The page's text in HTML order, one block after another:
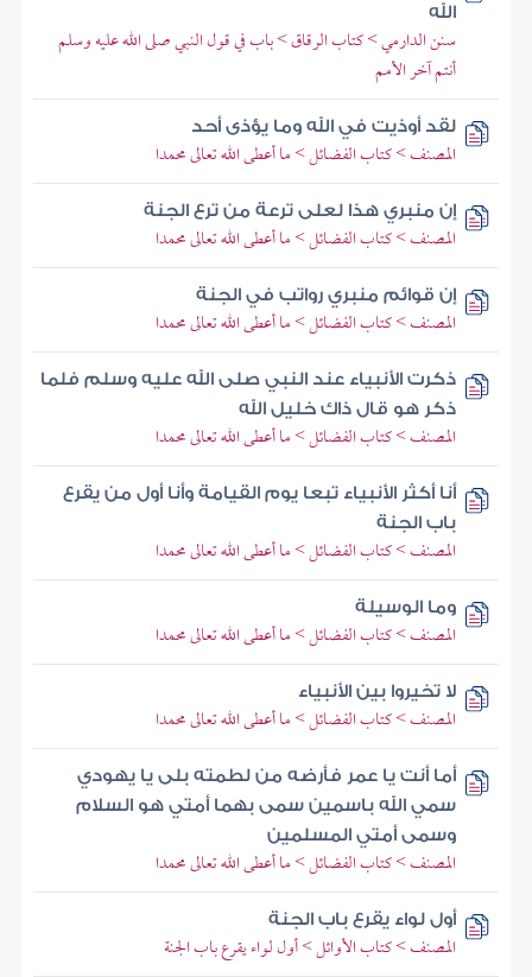
الله
سنن الدارمي > كتاب الرقاق > باب في قول النبي صلى الله عليه وسلم
أنتم آخر الأمم
لقد أوذيت في الله وما يؤذى أحد
المصنف > كتاب الفضائل > ما أعطى الله تعالى محمدا
إن منبري هذا لعلى ترعة من ترع الجنة
المصنف > كتاب الفضائل > ما أعطى الله تعالى محمدا
إن قوائم منبري رواتب في الجنة
المصنف > كتاب الفضائل > ما أعطى الله تعالى محمدا
ذكرت الأنبياء عند النبي صلى الله عليه وسلم فلما
ذكر هو قال ذاك خليل الله
المصنف > كتاب الفضائل > ما أعطى الله تعالى محمدا
أنا أكثر الأنبياء تبعا يوم القيامة وأنا أول من يقرع
باب الجنة
المصنف > كتاب الفضائل > ما أعطى الله تعالى محمدا
وما الوسيلة
المصنف > كتاب الفضائل > ما أعطى الله تعالى محمدا
لا تخيروا بين الأنبياء
المصنف > كتاب الفضائل > ما أعطى الله تعالى محمدا
أما أنت يا عمر فأرضه من لطمته بلى يا يهودي
سمي الله باسمين سمى بهما أمتي هو السلام
وسمى أمتي المسلمين
المصنف > كتاب الفضائل > ما أعطى الله تعالى محمدا
أول لواء يقرع باب الجنة
المصنف > كتاب الأوائل > أول لواء يقرع باب الجنة